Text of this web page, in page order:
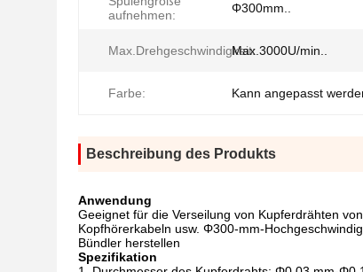
aufnehmen:
Φ300mm..
Max.Drehgeschwindigkeit:Max.3000U/min..
Farbe: Kann angepasst
Beschreibung des Produkts
Anwendung
Geeignet für die Verseilung von Kupferdrähten
Kopfhörerkabeln usw. Φ300-mm-
Bündler herstellen
Spezifikation